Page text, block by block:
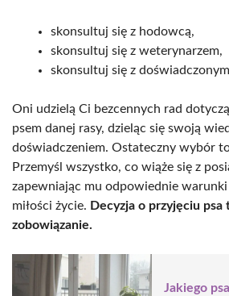
skonsultuj się z hodowcą,
skonsultuj się z weterynarzem,
skonsultuj się z
Oni udzielą Ci bezcennych rad
psem danej rasy, dzieląc się swoją
doświadczeniem. Ostateczny wybór
Przemyśl wszystko, co wiąże się z
zapewniając mu odpowiednie warunki
miłości życie. Decyzja o przyjęciu
zobowiązanie.
Jakiego